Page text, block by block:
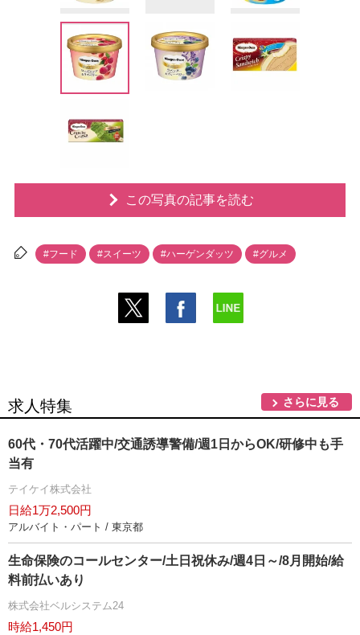
この写真の記事を読む
#フード #スイーツ #ハーゲンダッツ #グルメ
求人特集 さらに見る
60代・70代活躍中/交通誘導警備/週1日からOK/研修中も手
当有
テイケイ株式会社
日給1万2,500円
アルバイト・パート / 東京都
生命保険のコールセンター/土日祝休み/週4日～/8月開始/給
料前払いあり
株式会社ベルシステム24
時給1,450円